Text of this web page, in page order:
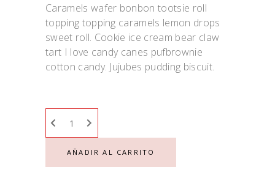
Caramels wafer bonbon tootsie roll
topping topping caramels lemon drops
sweet roll. Cookie ice cream bear claw
tart I love candy canes pufbrownie
cotton candy. Jujubes pudding biscuit.
AÑADIR AL CARRITO